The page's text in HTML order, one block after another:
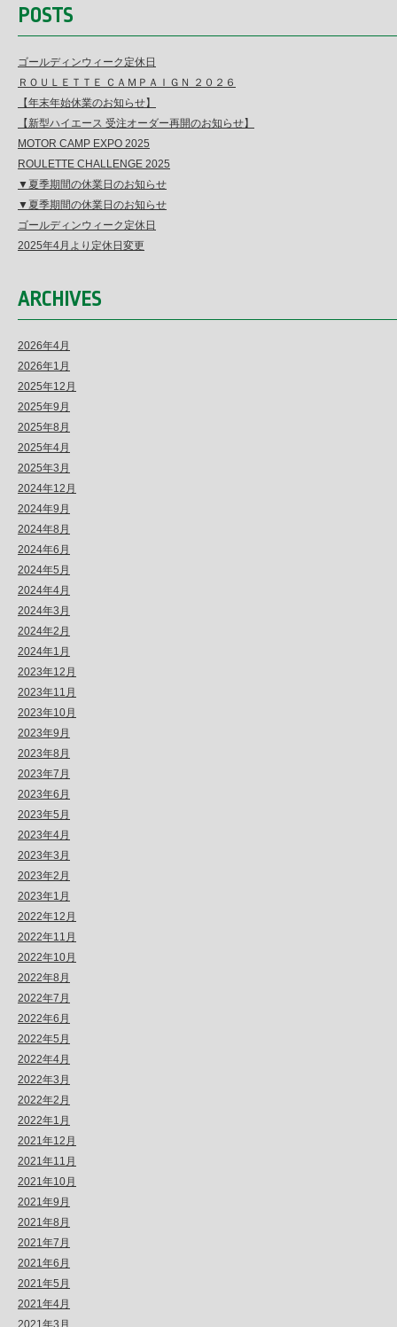
POSTS
ゴールディンウィーク定休日
ＲＯＵＬＥＴＴＥ ＣＡＭＰＡＩＧＮ ２０２６
【年末年始休業のお知らせ】
【新型ハイエース 受注オーダー再開のお知らせ】
MOTOR CAMP EXPO 2025
ROULETTE CHALLENGE 2025
▼夏季期間の休業日のお知らせ
▼夏季期間の休業日のお知らせ
ゴールディンウィーク定休日
2025年4月より定休日変更
ARCHIVES
2026年4月
2026年1月
2025年12月
2025年9月
2025年8月
2025年4月
2025年3月
2024年12月
2024年9月
2024年8月
2024年6月
2024年5月
2024年4月
2024年3月
2024年2月
2024年1月
2023年12月
2023年11月
2023年10月
2023年9月
2023年8月
2023年7月
2023年6月
2023年5月
2023年4月
2023年3月
2023年2月
2023年1月
2022年12月
2022年11月
2022年10月
2022年8月
2022年7月
2022年6月
2022年5月
2022年4月
2022年3月
2022年2月
2022年1月
2021年12月
2021年11月
2021年10月
2021年9月
2021年8月
2021年7月
2021年6月
2021年5月
2021年4月